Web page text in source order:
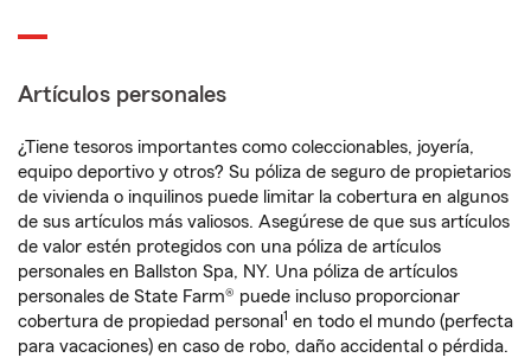
Artículos personales
¿Tiene tesoros importantes como coleccionables, joyería,
equipo deportivo y otros? Su póliza de seguro de propietarios
de vivienda o inquilinos puede limitar la cobertura en algunos
de sus artículos más valiosos. Asegúrese de que sus artículos
de valor estén protegidos con una póliza de artículos
personales en Ballston Spa, NY. Una póliza de artículos
personales de State Farm® puede incluso proporcionar
cobertura de propiedad personal 1 en todo el mundo (perfecta
para vacaciones) en caso de robo, daño accidental o pérdida.